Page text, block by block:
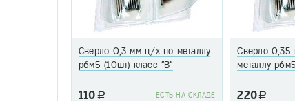
Сверло 0,3 мм ц/х по металлу
р6м5 (10шт) класс "В"
110 a EСТЬ НА СКЛАДЕ
Сверло
металлу
220a